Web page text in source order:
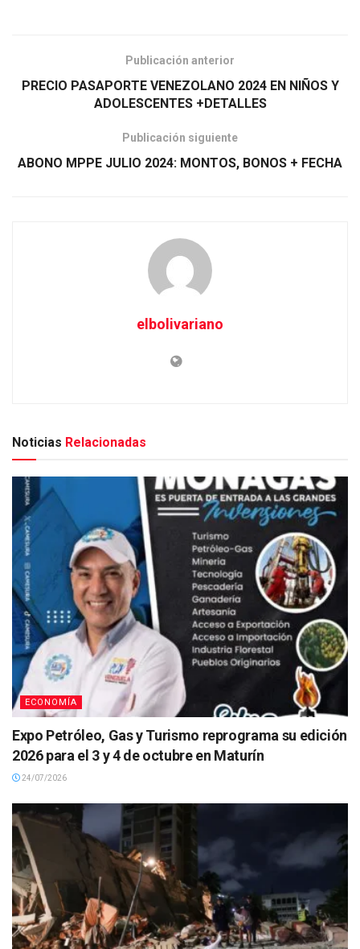
Publicación anterior
PRECIO PASAPORTE VENEZOLANO 2024 EN NIÑOS Y
ADOLESCENTES +DETALLES
Publicación siguiente
ABONO MPPE JULIO 2024: MONTOS, BONOS + FECHA
elbolivariano
Noticias Relacionadas
ECONOMÍA
Expo Petróleo, Gas y Turismo reprograma su edición
2026 para el 3 y 4 de octubre en Maturín
24/07/2026